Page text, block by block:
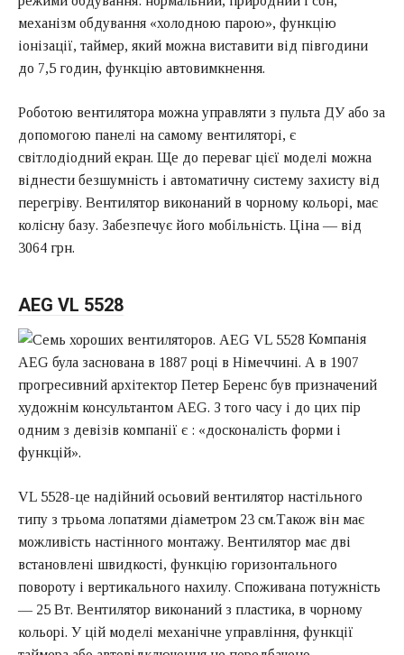
механізм обдування «холодною парою», функцію
іонізації, таймер, який можна виставити від півгодини
до 7,5 годин, функцію автовимкнення.
Роботою вентилятора можна управляти з пульта ДУ або за
допомогою панелі на самому вентиляторі, є
світлодіодний екран. Ще до переваг цієї моделі можна
віднести безшумність і автоматичну систему захисту від
перегріву. Вентилятор виконаний в чорному кольорі, має
колісну базу. Забезпечує його мобільність. Ціна — від
3064 грн.
AEG VL 5528
Компанія
AEG була заснована в 1887 році в Німеччині. А в 1907
прогресивний архітектор Петер Беренс був призначений
художнім консультантом AEG. З того часу і до цих пір
одним з девізів компанії є : «досконалість форми і
функцій».
VL 5528-це надійний осьовий вентилятор настільного
типу з трьома лопатями діаметром 23 см.Також він має
можливість настінного монтажу. Вентилятор має дві
встановлені швидкості, функцію горизонтального
повороту і вертикального нахилу. Споживана потужність
— 25 Вт. Вентилятор виконаний з пластика, в чорному
кольорі. У цій моделі механічне управління, функції